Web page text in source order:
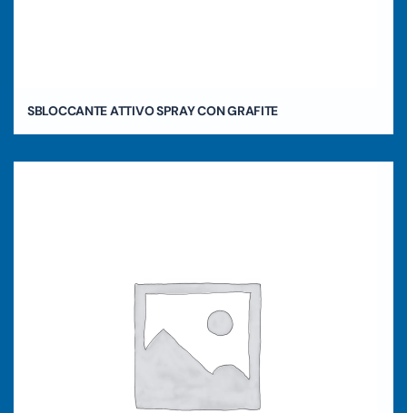
SBLOCCANTE ATTIVO SPRAY CON GRAFITE